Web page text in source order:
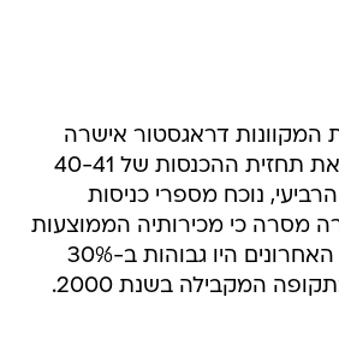
המקוונות דראגסטור אישרה
מחדש ביום שלישי את תחזית ההכנסות של 40-41
הרביעי, נוכח מספרי כניסות
מסרה כי מכירותיה הממוצעות
בשלושת השבועות האחרונים היו גבוהות ב-30%
המקבילה בשנת 2000.